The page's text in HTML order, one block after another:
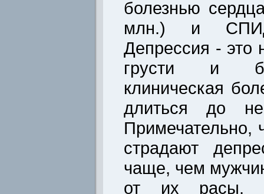
болезнью
млн.) и
Депрессия - это
грусти и
клиническая
длиться до
страдают
чаще, чем
от их расы,